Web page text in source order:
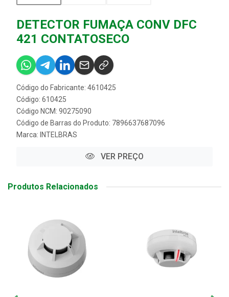
DETECTOR FUMAÇA CONV DFC
421 CONTATOSECO
Código do Fabricante: 4610425
Código: 610425
Código NCM: 90275090
Código de Barras do Produto: 7896637687096
Marca: INTELBRAS
VER PREÇO
Produtos Relacionados